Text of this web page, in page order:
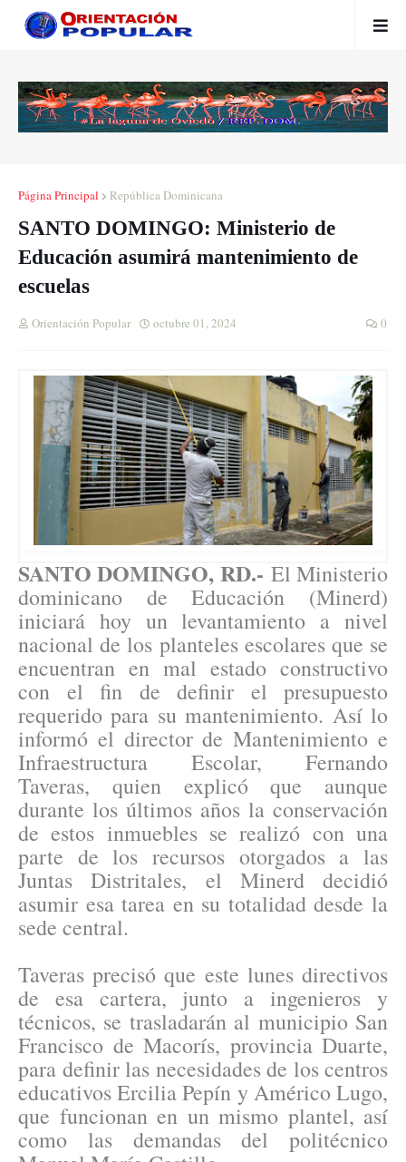
Página Principal República Dominicana
SANTO DOMINGO: Ministerio de
Educación asumirá mantenimiento de
escuelas
Orientación Popular octubre 01, 2024 0
SANTO DOMINGO, RD.- El Ministerio
dominicano de Educación (Minerd)
iniciará hoy un levantamiento a nivel
nacional de los planteles escolares que se
encuentran en mal estado constructivo
con el fin de definir el presupuesto
requerido para su mantenimiento. Así lo
informó el director de Mantenimiento e
Infraestructura Escolar, Fernando
Taveras, quien explicó que aunque
durante los últimos años la conservación
de estos inmuebles se realizó con una
parte de los recursos otorgados a las
Juntas Distritales, el Minerd decidió
asumir esa tarea en su totalidad desde la
sede central.
Taveras precisó que este lunes directivos
de esa cartera, junto a ingenieros y
técnicos, se trasladarán al municipio San
Francisco de Macorís, provincia Duarte,
para definir las necesidades de los centros
educativos Ercilia Pepín y Américo Lugo,
que funcionan en un mismo plantel, así
como las demandas del politécnico